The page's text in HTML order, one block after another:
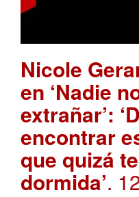
Nicole
en ‘Nadie
extrañar’:
encontrar
que quizá
dormida’.